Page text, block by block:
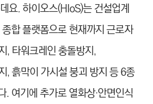
요. 하이오스(HIoS)는 건설업계
합 플랫폼으로 현재까지 근로자
, 타워크레인 충돌방지,
, 흙막이 가시설 붕괴 방지 등 6종
. 여기에 추가로 열화상·안면인식